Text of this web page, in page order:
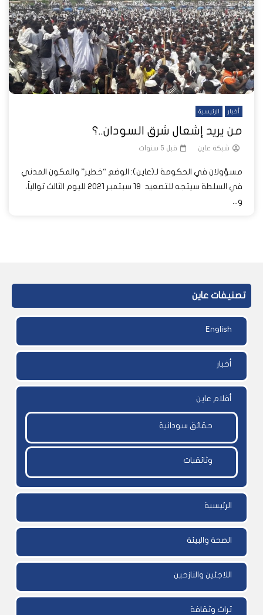
أخبار الرئيسية
من يريد إشعال شرق السودان..؟
شبكة عاين قبل 5 سنوات
مسؤولان في الحكومة لـ(عاين): الوضع “خطير” والمكون المدني
في السلطة سيتجه للتصعيد 19 سبتمبر 2021 لليوم الثالث توالياً،
و...
تصنيفات عاين
English
أخبار
أفلام عاين
حقائق سودانية
وثائقيات
الرئيسية
الصحة والبيئة
اللاجئين والنازحين
تراث وثقافة